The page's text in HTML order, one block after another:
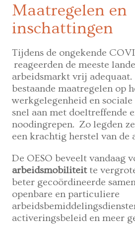
Maatregelen en
inschattingen
Tijdens de ongekende
reageerden de meeste
arbeidsmarkt vrij
bestaande maatregelen op
werkgelegenheid en
snel aan met doeltreffende
noodingrepen. Zo legden
een krachtig herstel van de
De OESO beveelt vandaag
arbeidsmobiliteit te
beter gecoördineerde
openbare en particuliere
activeringsbeleid en meer